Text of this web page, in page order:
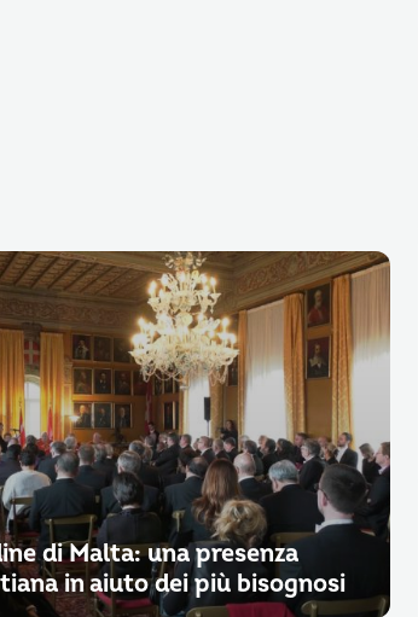
di Malta: una presenza
in aiuto dei più bisognosi